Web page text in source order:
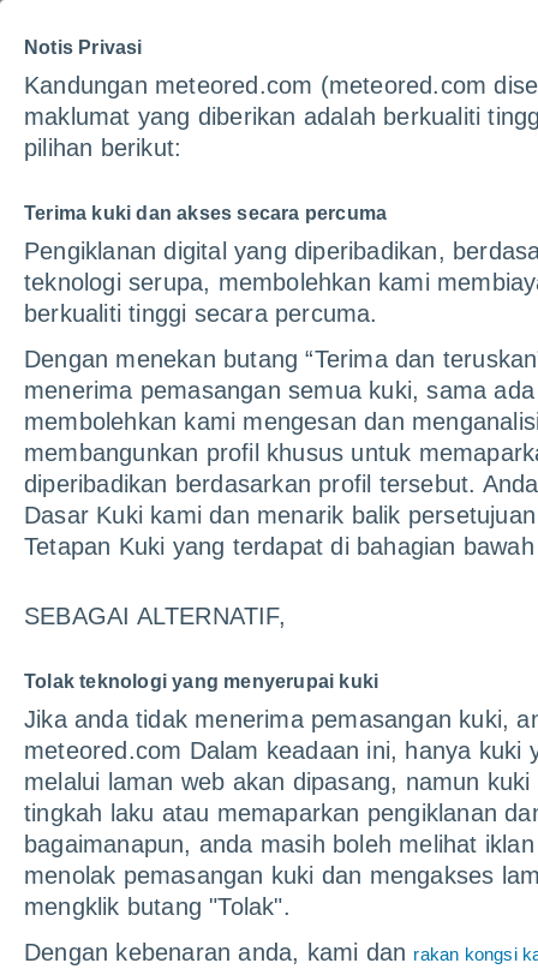
Notis Privasi
Kandungan meteored.com (meteored.com
maklumat yang diberikan adalah berkualiti
pilihan berikut:
Terima kuki dan akses secara percuma
Pengiklanan digital yang diperibadikan,
teknologi serupa, membolehkan kami
berkualiti tinggi secara percuma.
Dengan menekan butang “Terima dan
menerima pemasangan semua kuki, sama
membolehkan kami mengesan dan
membangunkan profil khusus untuk
diperibadikan berdasarkan profil tersebut.
Dasar Kuki kami dan menarik balik
Tetapan Kuki yang terdapat di bahagian
SEBAGAI ALTERNATIF,
Tolak teknologi yang menyerupai kuki
Jika anda tidak menerima pemasangan kuki,
meteored.com Dalam keadaan ini, hanya kuki
melalui laman web akan dipasang, namun
tingkah laku atau memaparkan pengiklanan
bagaimanapun, anda masih boleh melihat
menolak pemasangan kuki dan mengakses
mengklik butang "Tolak".
Dengan kebenaran anda, kami dan rakan kongsi
Lebih daripada
Kami menawarkan lebih 25 portal di
tempatan
Argentina
meteored.com.ar
Austria
daswetter.at
Chile
meteored.cl
Costa Rica
meteored.cr
Kerajaan Bersatu
yourweather.co.uk
Sepanyol
tiempo.com
Itali
ilmeteo.net
Mexico
meteored.mx
Portugal
tempo.pt
Paraguay
meteored.com.py